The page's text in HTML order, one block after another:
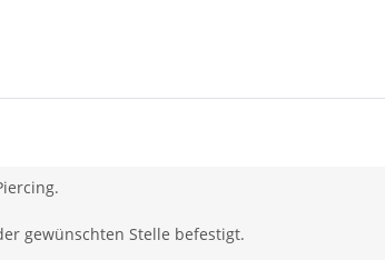
gewünschten Stelle befestigt.